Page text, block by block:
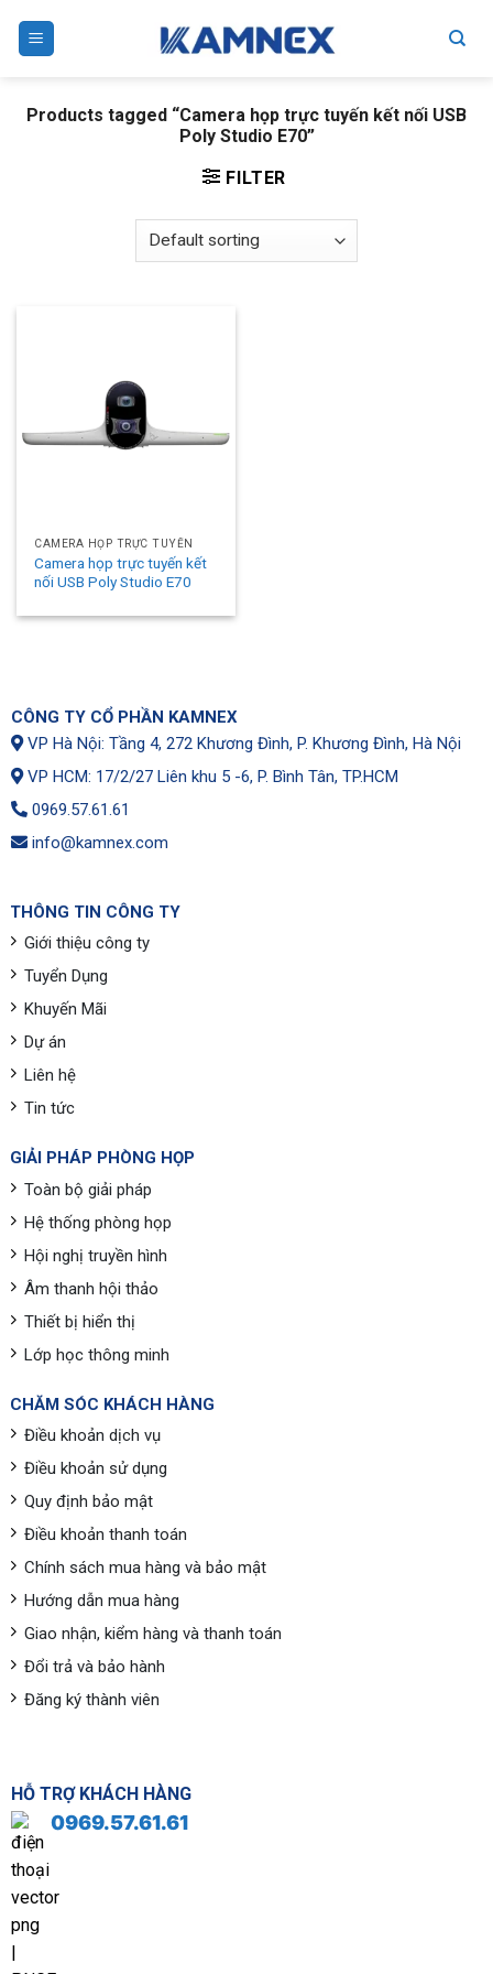
Products tagged “Camera họp trực tuyến kết nối USB
Poly Studio E70”
FILTER
CAMERA HỌP TRỰC TUYẾN
Camera họp trực tuyến kết
nối USB Poly Studio E70
CÔNG TY CỔ PHẦN KAMNEX
VP Hà Nội: Tầng 4, 272 Khương Đình, P. Khương Đình, Hà Nội
VP HCM: 17/2/27 Liên khu 5 -6, P. Bình Tân, TP.HCM
0969.57.61.61
info@kamnex.com
THÔNG TIN CÔNG TY
Giới thiệu công ty
Tuyển Dụng
Khuyến Mãi
Dự án
Liên hệ
Tin tức
GIẢI PHÁP PHÒNG HỌP
Toàn bộ giải pháp
Hệ thống phòng họp
Hội nghị truyền hình
Âm thanh hội thảo
Thiết bị hiển thị
Lớp học thông minh
CHĂM SÓC KHÁCH HÀNG
Điều khoản dịch vụ
Điều khoản sử dụng
Quy định bảo mật
Điều khoản thanh toán
Chính sách mua hàng và bảo mật
Hướng dẫn mua hàng
Giao nhận, kiểm hàng và thanh toán
Đổi trả và bảo hành
Đăng ký thành viên
HỖ TRỢ KHÁCH HÀNG
0969.57.61.61